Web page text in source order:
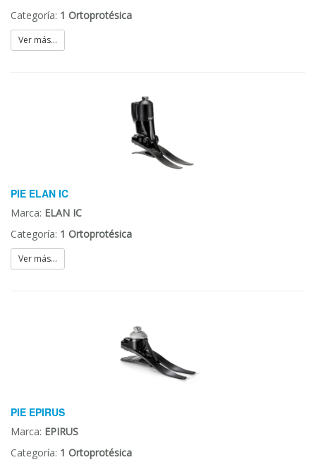
Categoría: 1 Ortoprotésica
Ver más...
PIE ELAN IC
Marca: ELAN IC
Categoría: 1 Ortoprotésica
Ver más...
PIE EPIRUS
Marca: EPIRUS
Categoría: 1 Ortoprotésica